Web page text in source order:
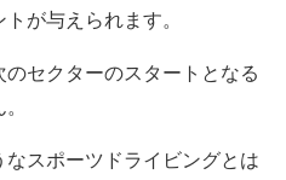
が与えられます。
セクターのスタートとなる
スポーツドライビングとは